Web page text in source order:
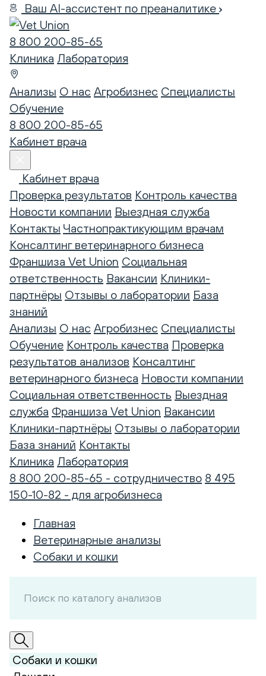
Ваш AI-ассистент по преаналитике
8 800 200-85-65
Клиника Лаборатория
Анализы О нас Агробизнес Специалисты
Обучение
8 800 200-85-65
Кабинет врача
Кабинет врача
Проверка результатов Контроль качества
Новости компании Выездная служба
Контакты Частнопрактикующим врачам
Консалтинг ветеринарного бизнеса
Франшиза Vet Union Социальная
ответственность Вакансии Клиники-
партнёры Отзывы о лаборатории База
знаний
Анализы О нас Агробизнес Специалисты
Обучение Контроль качества Проверка
результатов анализов Консалтинг
ветеринарного бизнеса Новости компании
Социальная ответственность Выездная
служба Франшиза Vet Union Вакансии
Клиники-партнёры Отзывы о лаборатории
База знаний Контакты
Клиника Лаборатория
8 800 200-85-65 - сотрудничество 8 495
150-10-82 - для агробизнеса
Главная
Ветеринарные анализы
Собаки и кошки
Собаки и кошки